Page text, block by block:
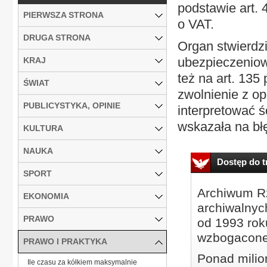
podstawie art.
o VAT.
Organ
też na art. 135
zwolnienie z
interpretować
wskazała na
Dostęp do
Archiwum
od 1993
Ponad
PIERWSZA STRONA
DRUGA STRONA
KRAJ
ŚWIAT
PUBLICYSTYKA, OPINIE
KULTURA
NAUKA
SPORT
EKONOMIA
PRAWO
PRAWO I PRAKTYKA
Ile czasu za kółkiem maksymalnie